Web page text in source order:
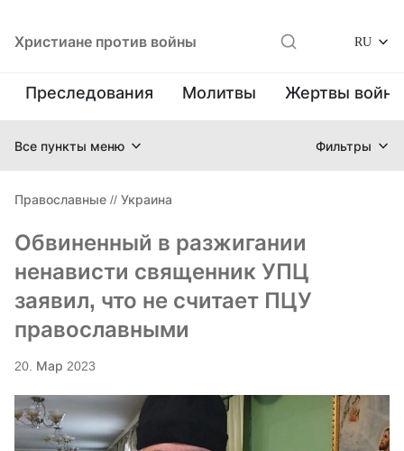
Христиане против войны RU
Преследования Молитвы Жертвы
Все пункты меню Фильтры
Православные // Украина
Обвиненный в разжигании
ненависти священник УПЦ
заявил, что не считает ПЦУ
православными
20. Мар 2023